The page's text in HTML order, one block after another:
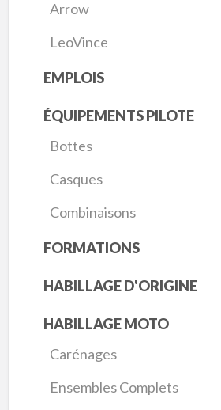
Arrow
LeoVince
EMPLOIS
ÉQUIPEMENTS PILOTE
Bottes
Casques
Combinaisons
FORMATIONS
HABILLAGE D'ORIGINE
HABILLAGE MOTO
Carénages
Ensembles Complets